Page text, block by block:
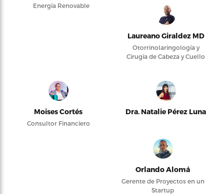
Energía Renovable
Laureano Giraldez MD
Otorrinolaringología y
Cirugía de Cabeza y Cuello
Moises Cortés
Consultor Financiero
Dra. Natalie Pérez Luna
Orlando Alomá
Gerente de Proyectos en un
Startup